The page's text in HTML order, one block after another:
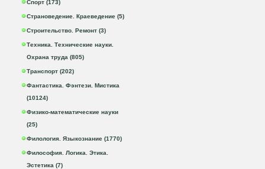
Спорт (173)
Страноведение. Краеведение (5)
Строительство. Ремонт (3)
Техника. Технические науки.
Охрана труда (805)
Транспорт (202)
Фантастика. Фэнтези. Мистика
(10124)
Физико-математические науки
(25)
Филология. Языкознание (1770)
Философия. Логика. Этика.
Эстетика (7)